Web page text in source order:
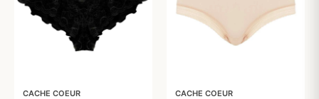
CACHE COEUR CACHE COEUR